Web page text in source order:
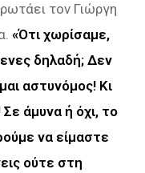
τον Γιώργη
«Ότι χωρίσαμε,
δηλαδή; Δεν
αστυνόμος! Κι
άμυνα ή όχι, το
να είμαστε
ούτε στη